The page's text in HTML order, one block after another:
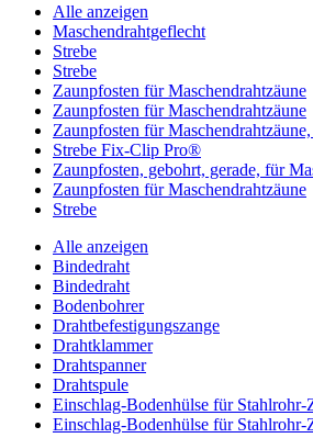
Alle anzeigen
Maschendrahtgeflecht
Strebe
Strebe
Zaunpfosten für Maschendrahtzäune
Zaunpfosten für Maschendrahtzäune
Zaunpfosten für
Strebe Fix-Clip Pro®
Zaunpfosten, gebohrt, gerade, für
Zaunpfosten für Maschendrahtzäune
Strebe
Alle anzeigen
Bindedraht
Bindedraht
Bodenbohrer
Drahtbefestigungszange
Drahtklammer
Drahtspanner
Drahtspule
Einschlag-Bodenhülse für Stahlrohr-
Einschlag-Bodenhülse für Stahlrohr-